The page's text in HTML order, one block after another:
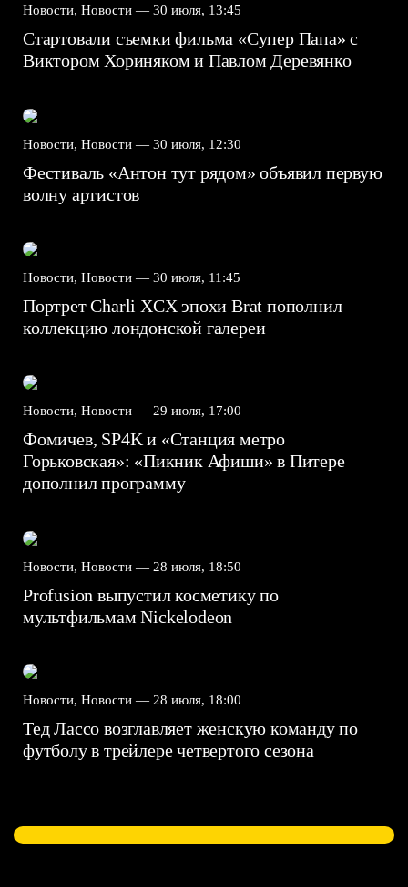
Новости, Новости — 30 июля, 13:45
Стартовали съемки фильма «Супер Папа» с
Виктором Хориняком и Павлом Деревянко
Новости, Новости — 30 июля, 12:30
Фестиваль «Антон тут рядом» объявил первую
волну артистов
Новости, Новости — 30 июля, 11:45
Портрет Charli XCX эпохи Brat пополнил
коллекцию лондонской галереи
Новости, Новости — 29 июля, 17:00
Фомичев, SP4K и «Станция метро
Горьковская»: «Пикник Афиши» в Питере
дополнил программу
Новости, Новости — 28 июля, 18:50
Profusion выпустил косметику по
мультфильмам Nickelodeon
Новости, Новости — 28 июля, 18:00
Тед Лассо возглавляет женскую команду по
футболу в трейлере четвертого сезона